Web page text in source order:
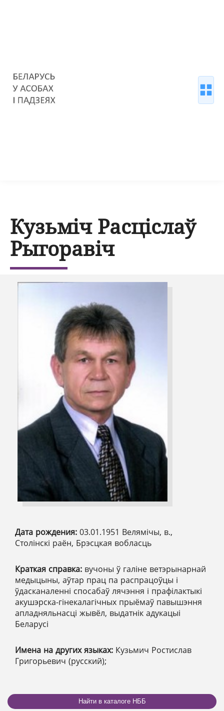
Кузьміч Расціслаў
Рыгоравіч
Дата рождения: 03.01.1951 Велямічы, в.,
Столінскі раён, Брэсцкая вобласць
Краткая справка: вучоны ў галіне ветэрынарнай
медыцыны, аўтар прац па распрацоўцы і
ўдасканаленні спосабаў лячэння і прафілактыкі
акушэрска-гінекалагічных прыёмаў павышэння
апладняльнасці жывёл, выдатнік адукацыі
Беларусі
Имена на других языках: Кузьмич Ростислав
Григорьевич (русский);
Найти в каталоге НББ